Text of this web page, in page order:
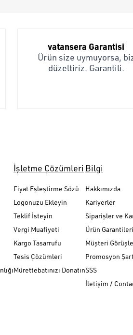
vatansera Garantisi
Ürün size uymuyorsa,
düzeltiriz. Garantili.
İşletme Çözümleri
Fiyat Eşleştirme Sözü
Logonuzu Ekleyin
Teklif İsteyin
Vergi Muafiyeti
Kargo Tasarrufu
Tesis Çözümleri
Mürettebatınızı Donatın
Bilgi
Hakkımızda
Kariyerler
Siparişler ve
Ürün Garantileri
Müşteri
Promosyon
SSS
İletişim /